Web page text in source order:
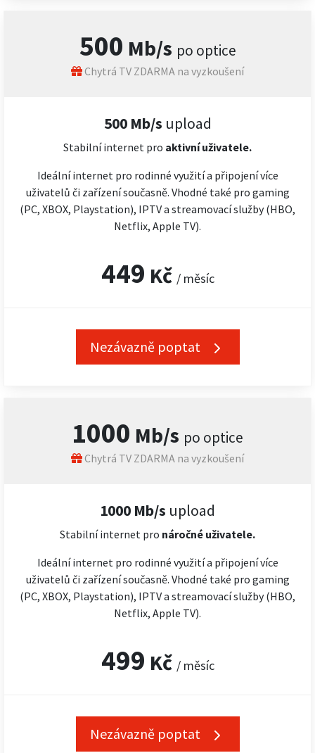
500 Mb/s po optice
Chytrá TV ZDARMA na vyzkoušení
500 Mb/s upload
Stabilní internet pro aktivní uživatele.
Ideální internet pro rodinné využití a připojení více
uživatelů či zařízení současně. Vhodné také pro gaming
(PC, XBOX, Playstation), IPTV a streamovací služby (HBO,
Netflix, Apple TV).
449 Kč / měsíc
Nezávazně poptat
1000 Mb/s po optice
Chytrá TV ZDARMA na vyzkoušení
1000 Mb/s upload
Stabilní internet pro náročné uživatele.
Ideální internet pro rodinné využití a připojení více
uživatelů či zařízení současně. Vhodné také pro gaming
(PC, XBOX, Playstation), IPTV a streamovací služby (HBO,
Netflix, Apple TV).
499 Kč / měsíc
Nezávazně poptat